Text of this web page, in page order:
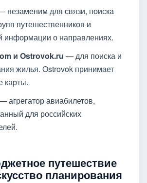
незаменим для связи, поиска
путешественников и
информации о направлениях.
и Ostrovok.ru — для поиска и
жилья. Ostrovok принимает
карты.
агрегатор авиабилетов,
для российских
путешествие
планирования